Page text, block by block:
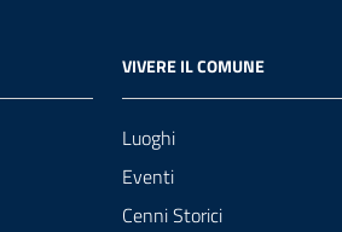
VIVERE IL COMUNE
Luoghi
Eventi
Cenni Storici